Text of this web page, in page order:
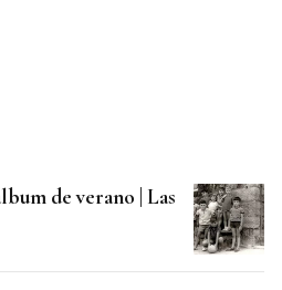
de verano | Las